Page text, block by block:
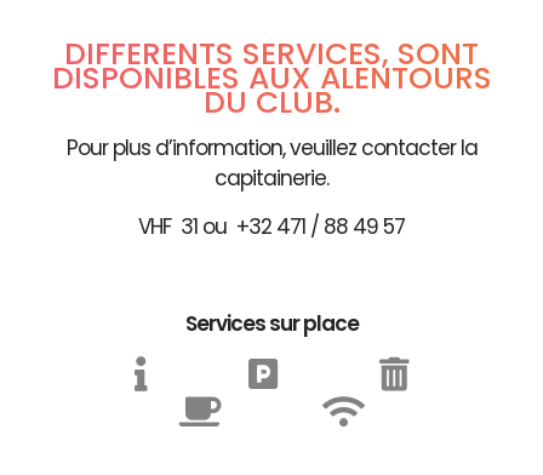
DIFFÉRENTS SERVICES, SONT
DISPONIBLES AUX ALENTOURS
DU CLUB.
Pour plus d’information, veuillez contacter la
capitainerie.
VHF 31 ou +32 471 / 88 49 57
Services sur place